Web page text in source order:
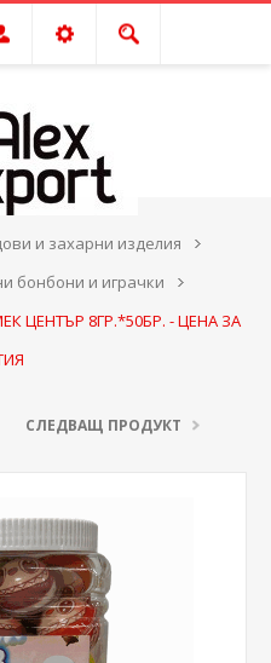
и захарни изделия
бонбони и играчки
ЦЕНТЪР 8ГР.*50БР. - ЦЕНА ЗА
СЛЕДВАЩ ПРОДУКТ